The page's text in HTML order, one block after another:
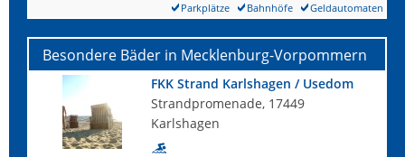
Geldautomaten
Bahnhöfe
Parkplätze
Besondere Bäder in Mecklenburg-Vorpommern
FKK Strand Karlshagen / Usedom
Strandpromenade, 17449
Karlshagen